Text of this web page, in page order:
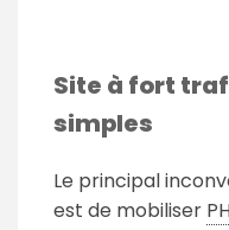
Site à fort
simples
Le principal
est de mobiliser